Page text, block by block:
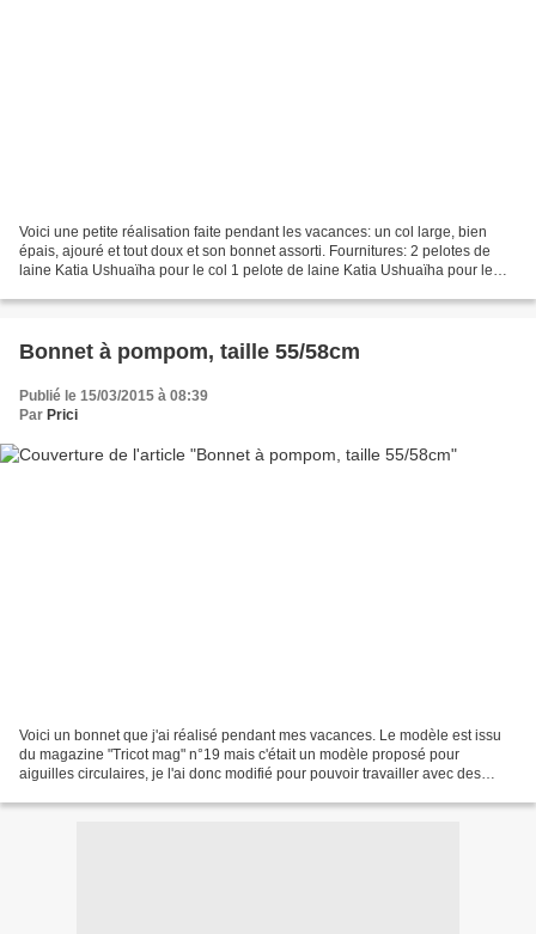
Voici une petite réalisation faite pendant les vacances: un col large, bien
épais, ajouré et tout doux et son bonnet assorti. Fournitures: 2 pelotes de
laine Katia Ushuaïha pour le col 1 pelote de laine Katia Ushuaïha pour le
Bonnet à pompom, taille 55/58cm
Publié le 15/03/2015 à 08:39
Par Prici
Voici un bonnet que j'ai réalisé pendant mes vacances. Le modèle est issu
du magazine "Tricot mag" n°19 mais c'était un modèle proposé pour
aiguilles circulaires, je l'ai donc modifié pour pouvoir travailler avec des